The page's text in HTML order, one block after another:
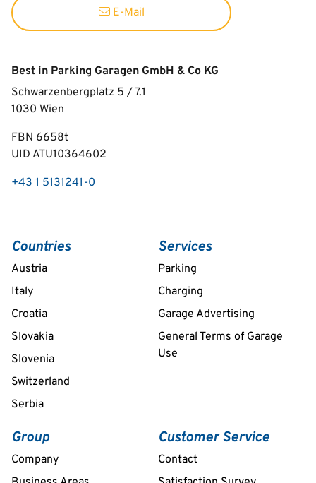
E-Mail
Best in Parking Garagen GmbH & Co KG
Schwarzenbergplatz 5 / 7.1
1030 Wien
FBN 6658t
UID ATU10364602
+43 1 5131241-0
Countries
Austria
Italy
Croatia
Slovakia
Slovenia
Switzerland
Serbia
Services
Parking
Charging
Garage Advertising
General Terms of Garage
Use
Group
Company
Customer Service
Contact